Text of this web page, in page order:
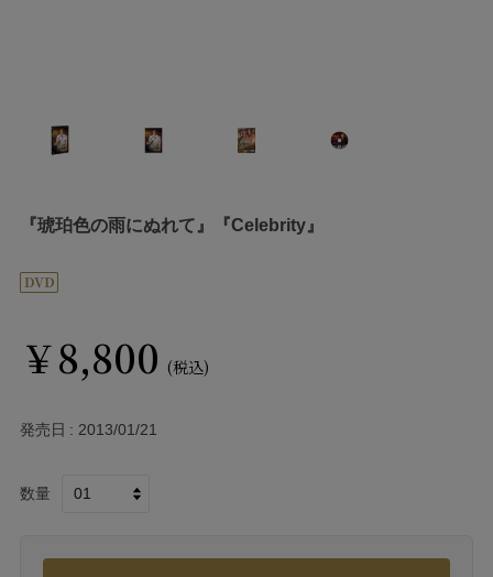
『琥珀色の雨にぬれて』『Celebrity』
￥8,800 (税込)
発売日 2013/01/21
数量